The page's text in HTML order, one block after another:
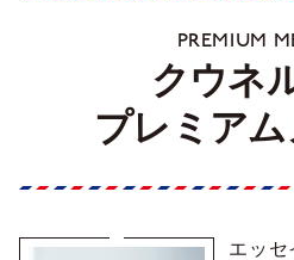
PREMIUM
クウネ
プレミア
エッセ